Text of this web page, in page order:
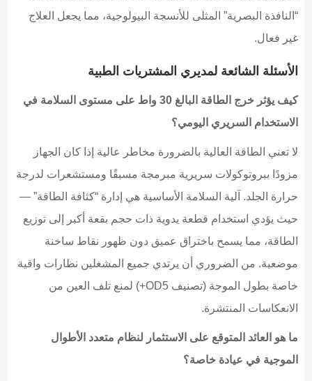
“النافذة البصرية” المثلى للأنسجة البيولوجية، مما يجعل العلاج
غير فعال.
الأسئلة الشائعة لمديري المشتريات الطبية
كيف يؤثر خرج الطاقة البالغ 30 واط على مستوى السلامة في
الاستخدام السريري اليومي؟
لا تعني الطاقة العالية بالضرورة مخاطر عالية إذا كان الجهاز
مزودًا ببروتوكولات سريرية مبرمجة مسبقًا ومستشعرات لدرجة
حرارة الجلد. آلية السلامة الأساسية هي إدارة “كثافة الطاقة” —
حيث يؤدي استخدام قطعة يدوية ذات حجم بقعة أكبر إلى توزيع
الطاقة، مما يسمح باختراق عميق دون ظهور نقاط ساخنة
موضعية. من الضروري أن يرتدي جميع المشغلين نظارات واقية
خاصة بطول الموجة (تصنيف OD5+) لمنع تلف العين من
الانعكاسات المنتشرة.
ما هو العائد المتوقع على الاستثمار لنظام متعدد الأطوال
الموجية في عيادة خاصة؟